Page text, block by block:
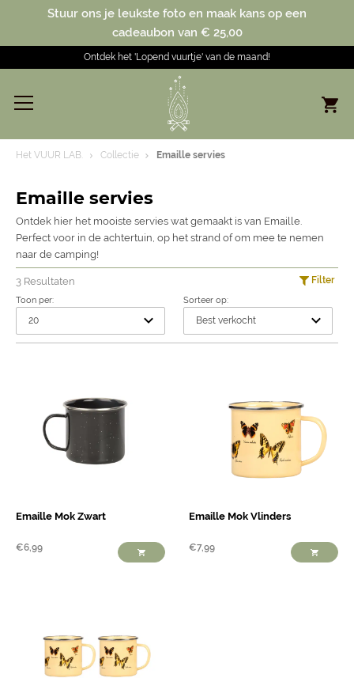
Stuur ons je leukste foto en maak kans op een
cadeaubon van € 25,00
Ontdek het 'Lopend vuurtje' van de maand!
Het VUUR LAB. Collectie Emaille servies
Emaille servies
Ontdek hier het mooiste servies wat gemaakt is van Emaille.
Perfect voor in de achtertuin, op het strand of om mee te nemen
naar de camping!
3 Resultaten Filter
Toon per: Sorteer op:
Emaille Mok Zwart
€6,99
Emaille Mok Vlinders
€7,99